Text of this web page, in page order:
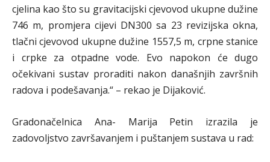
cjelina kao što su gravitacijski cjevovod ukupne dužine
746 m, promjera cijevi DN300 sa 23 revizijska okna,
tlačni cjevovod ukupne dužine 1557,5 m, crpne stanice
i crpke za otpadne vode. Evo napokon će dugo
očekivani sustav proraditi nakon današnjih završnih
radova i podešavanja.“ – rekao je Dijaković.
Gradonačelnica Ana- Marija Petin izrazila je
zadovoljstvo završavanjem i puštanjem sustava u rad: